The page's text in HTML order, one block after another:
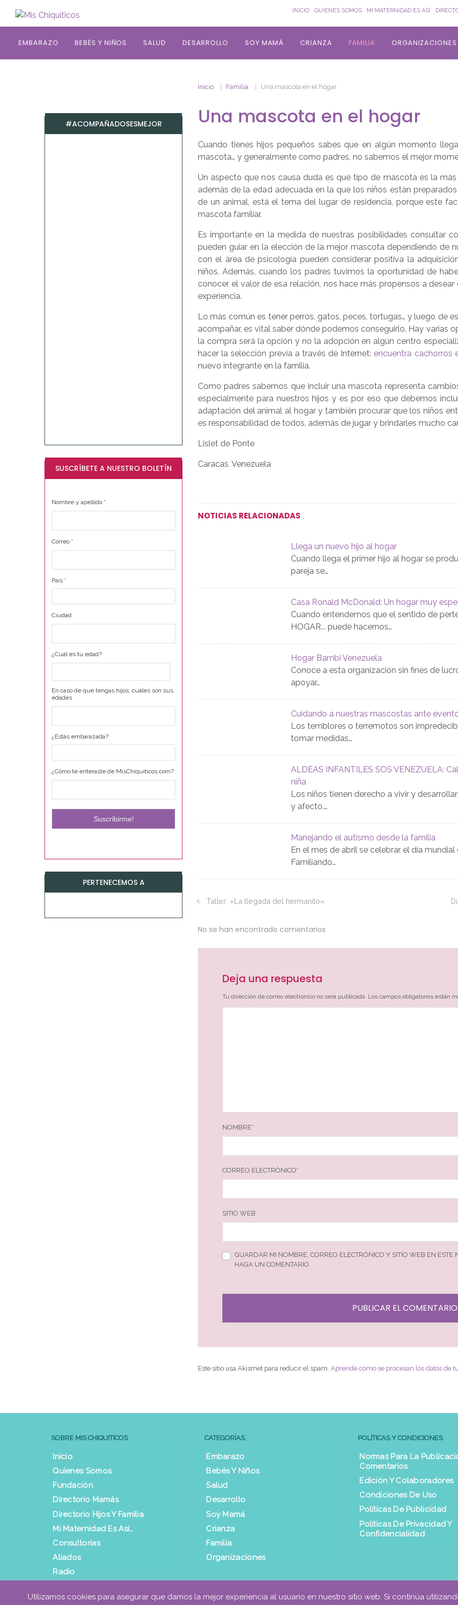
INICIO QUIENES SOMOS MI MATERNIDAD ES ASÍ
EMBARAZO BEBÉS Y NIÑOS SALUD DESARROLLO SOY MAMÁ CRIANZA FAMILIA ORGANIZACIONES
Inicio Familia Una mascota en el hogar
Una mascota en el hogar
Cuando tienes hijos pequeños sabes que en algún momento
mascota… y generalmente como padres, no sabemos el mejor
Un aspecto que nos causa duda es qué tipo de mascota es la
además de la edad adecuada en la que los niños están
de un animal, está el tema del lugar de residencia, porque este
mascota familiar.
Es importante en la medida de nuestras posibilidades consultar
pueden guiar en la elección de la mejor mascota dependiendo de
con el área de psicología pueden considerar positiva la
niños. Además, cuando los padres tuvimos la oportunidad de
conocer el valor de esa relación, nos hace más propensos a
experiencia.
Lo más común es tener perros, gatos, peces, tortugas… y luego de
acompañar, es vital saber dónde podemos conseguirlo. Hay varias
la compra será la opción y no la adopción en algún centro
hacer la selección previa a través de Internet: encuentra cachorros
nuevo integrante en la familia.
Como padres sabemos que incluir una mascota representa
especialmente para nuestros hijos y es por eso que debemos
adaptación del animal al hogar y también procurar que los niños
es responsabilidad de todos, además de jugar y brindarles mucho
Lislet de Ponte
Caracas. Venezuela
NOTICIAS RELACIONADAS
Llega un nuevo hijo al hogar
Cuando llega el primer hijo al hogar se
pareja se…
Casa Ronald McDonald: Un hogar muy
Cuando entendemos que el sentido de
HOGAR... puede hacernos…
Hogar Bambi Venezuela
Conoce a esta organización sin fines de
apoyar…
Cuidando a nuestras mascostas ante
Los temblores o terremotos son
tomar medidas…
ALDEAS INFANTILES SOS VENEZUELA:
niña
Los niños tienen derecho a vivir y
y afecto,…
Manejando el autismo desde la familia
En el mes de abril se celebrar el día
Familiando…
Taller: «La llegada del hermanito»
No se han encontrado comentarios
Deja una respuesta
Tu dirección de correo electrónico no será publicada. Los campos obligatorios están
NOMBRE*
CORREO ELECTRÓNICO*
SITIO WEB
GUARDAR MI NOMBRE, CORREO ELECTRÓNICO Y SITIO WEB EN
HAGA UN COMENTARIO.
Este sitio usa Akismet para reducir el spam. Aprende cómo se procesan los datos de
#ACOMPAÑADOSESMEJOR
SUSCRÍBETE A NUESTRO BOLETÍN
Nombre y apellido *
Correo *
País *
Ciudad
¿Cuál es tu edad?
En caso de que tengas hijos, cuáles son sus
edades
¿Estás embarazada?
¿Cómo te enteraste de MisChiquiticos.com?
PERTENECEMOS A
SOBRE MIS CHIQUITICOS
Inicio
Quienes Somos
Fundación
Directorio Mamás
Directorio Hijos Y Familia
Mi Maternidad Es Así…
Consultorías
Aliados
Radio
CATEGORÍAS
Embarazo
Bebés Y Niños
Salud
Desarrollo
Soy Mamá
Crianza
Familia
Organizaciones
POLÍTICAS Y CONDICIONES
Normas Para La
Comentarios
Edición Y Colaboradores
Condiciones De Uso
Políticas De Publicidad
Políticas De Privacidad Y
Confidencialidad
Utilizamos cookies para asegurar que damos la mejor experiencia al usuario en nuestro sitio web. Si continúa